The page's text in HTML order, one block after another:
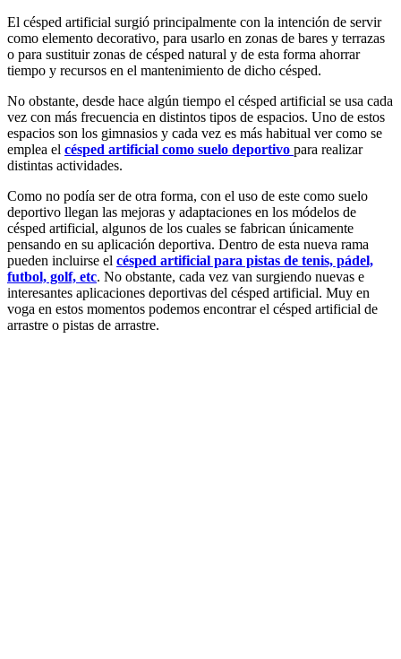
El césped artificial surgió principalmente con la intención de servir
como elemento decorativo, para usarlo en zonas de bares y terrazas
o para sustituir zonas de césped natural y de esta forma ahorrar
tiempo y recursos en el mantenimiento de dicho césped.
No obstante, desde hace algún tiempo el césped artificial se usa cada
vez con más frecuencia en distintos tipos de espacios. Uno de estos
espacios son los gimnasios y cada vez es más habitual ver como se
emplea el césped artificial como suelo deportivo para realizar
distintas actividades.
Como no podía ser de otra forma, con el uso de este como suelo
deportivo llegan las mejoras y adaptaciones en los módelos de
césped artificial, algunos de los cuales se fabrican únicamente
pensando en su aplicación deportiva. Dentro de esta nueva rama
pueden incluirse el césped artificial para pistas de tenis, pádel,
futbol, golf, etc. No obstante, cada vez van surgiendo nuevas e
interesantes aplicaciones deportivas del césped artificial. Muy en
voga en estos momentos podemos encontrar el césped artificial de
arrastre o pistas de arrastre.